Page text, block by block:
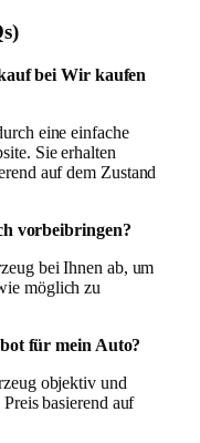
bei Wir kaufen
eine einfache
Sie erhalten
auf dem Zustand
vorbeibringen?
bei Ihnen ab, um
möglich zu
für mein Auto?
objektiv und
basierend auf